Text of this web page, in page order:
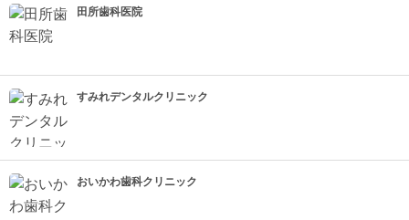
田所歯科医院
すみれデンタルクリニック
おいかわ歯科クリニック